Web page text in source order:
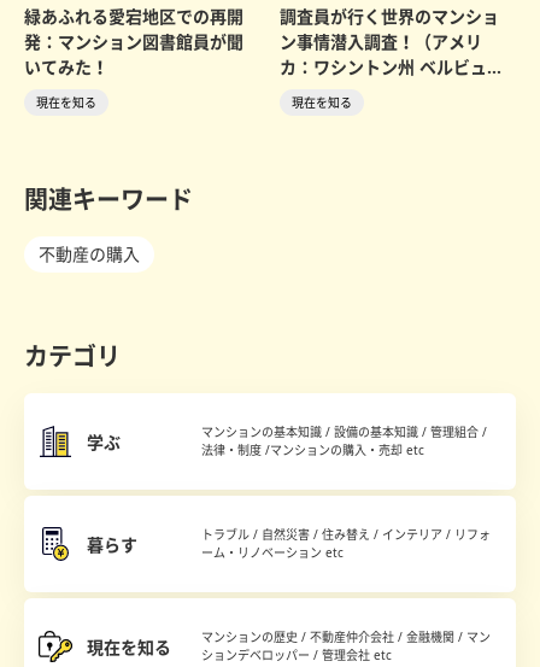
緑あふれる愛宕地区での再開
発：マンション図書館員が聞
いてみた！
現在を知る
調査員が行く世界のマンショ
ン事情潜入調査！（アメリ
カ：ワシントン州 ベルビュー
編）
現在を知る
関連キーワード
不動産の購入
カテゴリ
学ぶ
マンションの基本知識 / 設備の基本知識 / 管理組合 /
法律・制度 /マンションの購入・売却 etc
暮らす
トラブル / 自然災害 / 住み替え / インテリア / リフォ
ーム・リノベーション etc
現在を知る
マンションの歴史 / 不動産仲介会社 / 金融機関 / マン
ションデベロッパー / 管理会社 etc